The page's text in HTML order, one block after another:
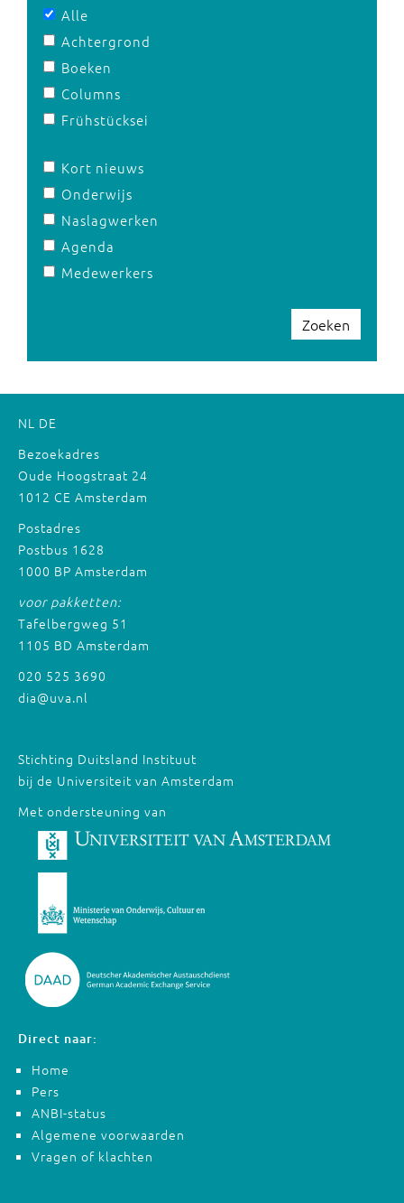
Alle
Achtergrond
Boeken
Columns
Frühstücksei
Kort nieuws
Onderwijs
Naslagwerken
Agenda
Medewerkers
Zoeken
NL DE
Bezoekadres
Oude Hoogstraat 24
1012 CE Amsterdam
Postadres
Postbus 1628
1000 BP Amsterdam
voor pakketten:
Tafelbergweg 51
1105 BD Amsterdam
020 525 3690
dia@uva.nl
Stichting Duitsland Instituut
bij de Universiteit van Amsterdam
Met ondersteuning van
Direct naar:
Home
Pers
ANBI-status
Algemene voorwaarden
Vragen of klachten